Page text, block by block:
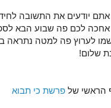
יודעים את התשובה
אחכה לכם פה שבוע הבא
לערוץ פה למטה נתראה
שלום!
הראשי של פרשת כי תבוא